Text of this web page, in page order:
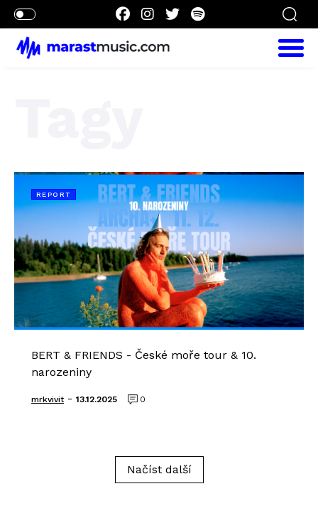
REPORT
BERT & FRIENDS - České moře tour & 10.
narozeniny
mrkvivit- 13.12.2025 0
Načíst další